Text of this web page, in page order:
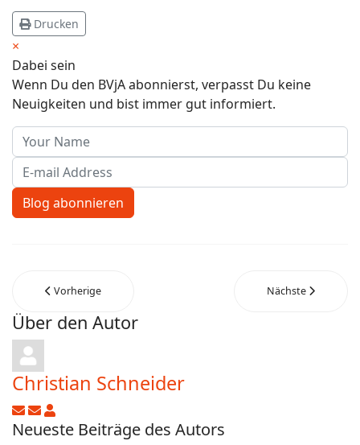
Drucken
×
Dabei sein
Wenn Du den BVjA abonnierst, verpasst Du keine
Neuigkeiten und bist immer gut informiert.
Your Name
E-mail Address
Blog abonnieren
Vorherige Nächste
Über den Autor
Christian Schneider
Updates abonnieren
Abo von Updates dieses Autors beenden
Christian Schneider
Neueste Beiträge des Autors